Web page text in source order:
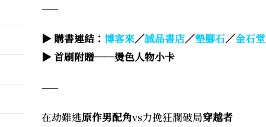
——
▶ 購書連結： 博客來／誠品書店／墊腳石／金石堂
▶ 首刷附贈──燙色人物小卡
——
在劫難逃原作男配角vs力挽狂瀾破局穿越者